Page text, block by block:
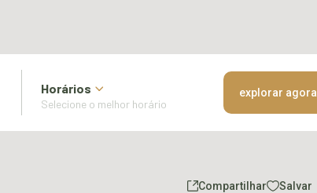
Horários explorar agora
Compartilhar Salvar